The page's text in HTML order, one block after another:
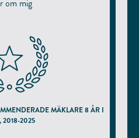
om mig
MÄKLARE 8 ÅR I
2018-2025